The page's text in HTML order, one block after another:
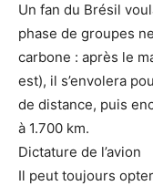
Un fan du Brésil
phase de groupes
carbone : après le
est), il s’envolera
de distance, puis
à 1.700 km.
Dictature de l’avion
Il peut toujours